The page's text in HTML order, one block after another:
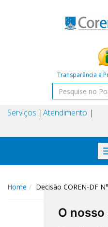
O
Transparência e
Serviços Atendimento
Home Decisão COREN-DF